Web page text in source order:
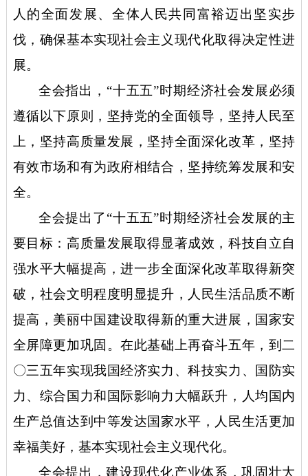
人的全面发展、全体人民共同富裕迈出坚实步
伐，确保基本实现社会主义现代化取得决定性进
展。
全会指出， “十五五”时期经济社会发展必须
遵循以下原则，坚持党的全面领导，坚持人民至
上，坚持高质量发展，坚持全面深化改革，坚持
有效市场和有为政府相结合，坚持统筹发展和安
全。
全会提出了 “十五五”时期经济社会发展的主
要目标：高质量发展取得显著成效，科技自立自
强水平大幅提高，进一步全面深化改革取得新突
破，社会文明程度明显提升，人民生活品质不断
提高，美丽中国建设取得新的重大进展，国家安
全屏障更加巩固。在此基础上再奋斗五年，到二
〇三五年实现我国经济实力、科技实力、国防实
力、综合国力和国际影响力大幅跃升，人均国内
生产总值达到中等发达国家水平，人民生活更加
幸福美好，基本实现社会主义现代化。
全会提出，建设现代化产业体系，巩固壮大